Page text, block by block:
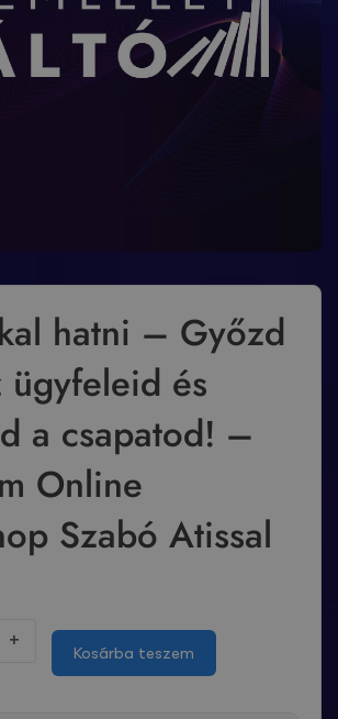
hatni – Győzd
ügyfeleid és
a csapatod! –
Online
Szabó Atissal
+
Kosárba teszem